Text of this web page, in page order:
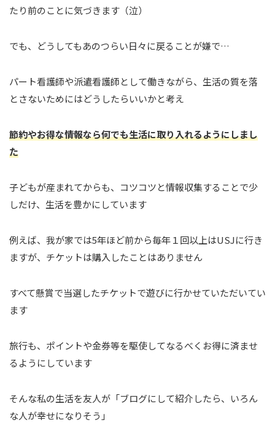
たり前のことに気づきます（泣）
でも、どうしてもあのつらい日々に戻ることが嫌で…
パート看護師や派遣看護師として働きながら、生活の質を落
とさないためにはどうしたらいいかと考え
節約やお得な情報なら何でも生活に取り入れるようにしまし
た
子どもが産まれてからも、コツコツと情報収集することで少
しだけ、生活を豊かにしています
例えば、我が家では5年ほど前から毎年１回以上はUSJに行き
ますが、チケットは購入したことはありません
すべて懸賞で当選したチケットで遊びに行かせていただいてい
ます
旅行も、ポイントや金券等を駆使してなるべくお得に済ませ
るようにしています
そんな私の生活を友人が「ブログにして紹介したら、いろん
な人が幸せになりそう」